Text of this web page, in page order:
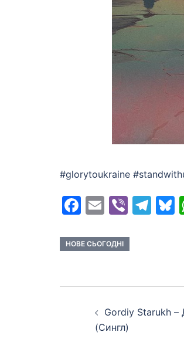
#glorytoukraine
Facebook
EmailViber
НОВЕ СЬОГОДНІ
navigation
Gordiy Starukh –
(Сингл)